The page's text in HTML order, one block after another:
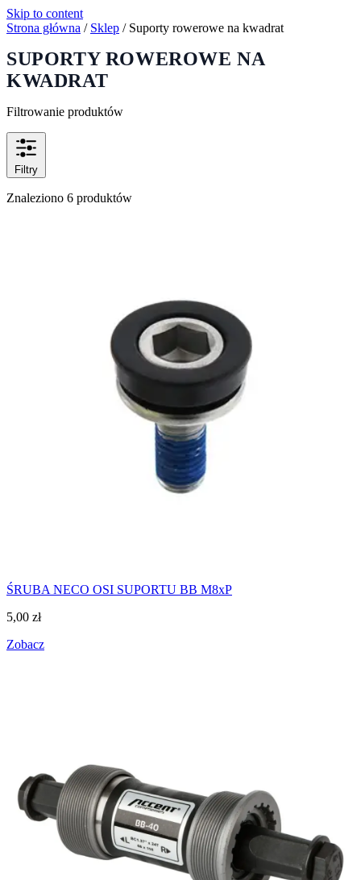
Skip to content
Strona główna / Sklep / Suporty rowerowe na kwadrat
SUPORTY ROWEROWE NA
KWADRAT
Filtrowanie produktów
Filtry
Znaleziono 6 produktów
ŚRUBA NECO OSI SUPORTU BB M8xP
5,00 zł
Zobacz